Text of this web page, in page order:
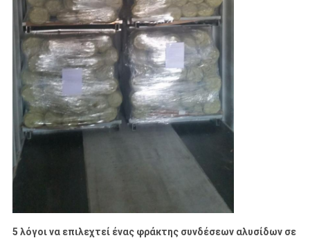
5 λόγοι να επιλεχτεί ένας φράκτης συνδέσεων αλυσίδων σε